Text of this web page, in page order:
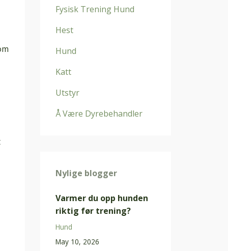
Fysisk Trening Hund
Hest
Hund
Katt
Utstyr
Å Være Dyrebehandler
Nylige blogger
Varmer du opp hunden
riktig før trening?
Hund
May 10, 2026